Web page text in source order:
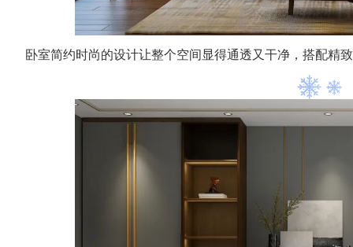
卧室简约时尚的设计让整个空间显得通透又干净，搭配精